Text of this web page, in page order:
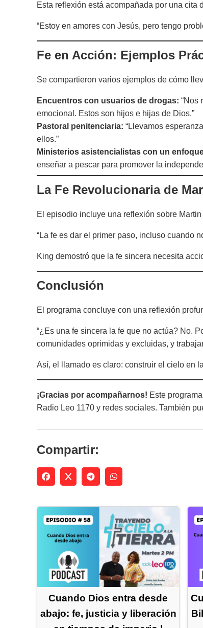
Esta reflexión está acompañada por una cita
“Estoy en amores con Jesús, pero tengo
Fe en Acción: Ejemplos
Se compartieron varios ejemplos de cómo
Encuentros con usuarios de drogas: “Nos
emocional. Estos son hijos e hijas de Dios.”
Pastoral penitenciaria: “Llevamos
ellos.”
Ministerios asistencialistas con un
enseñar a pescar para promover la
La Fe Revolucionaria de
El episodio incluye una reflexión sobre
“La fe es dar el primer paso, incluso cuando
King demostró que la fe sincera necesita
Conclusión
El programa concluye con una reflexión
“¿Es una fe sincera la fe que no actúa? No.
comunidades oprimidas y excluidas, y
Así, el llamado es claro: construir el cielo en
¡Gracias por acompañarnos! Este
Radio Leo 1170 y redes sociales. También
Compartir:
Cuando Dios entra desde
abajo: fe, justicia y liberación